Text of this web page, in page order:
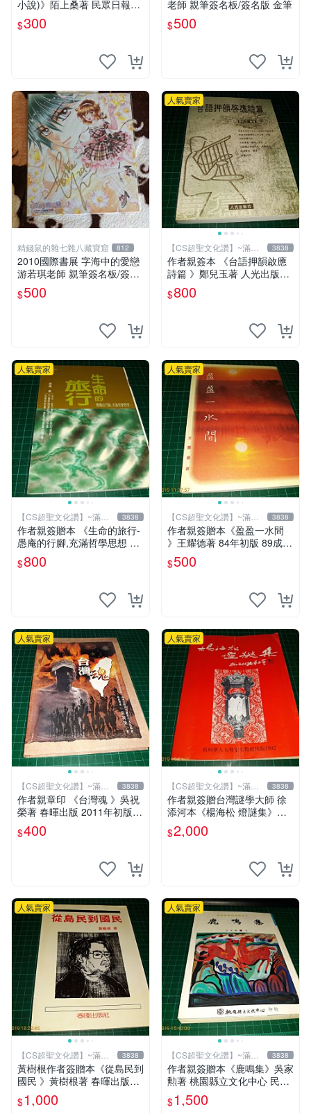
小說)》陌上桑著 民眾日報社
精裝本 8成新 【CS超聖文化
讚】
$300
老師 親筆簽名板/簽名版 金筆
$500
精錢鼠的雜七雜八藏寶窟 812
2010國際書展 字海中的愛戀
游若琪老師 親筆簽名板/簽名
版 金筆
$500
人氣賣家
【CS超聖文化讚】~滿千
元送運
3838
作者親簽本 《台語押韻啟應
詩篇 》鄭兒玉著 人光出版社
2002年初版 9成新 【CS超聖
文化讚】
$800
人氣賣家
【CS超聖文化讚】~滿千
元送運
3838
作者親簽贈本 《生命的旅行-
愚庵的行腳,充滿哲學思想 》
愚庵著 三源出版社 2001年初
版 9成新 【CS超聖文化讚】
$800
人氣賣家
【CS超聖文化讚】~滿千
元送運
3838
作者親簽贈本《盈盈一水間
》王耀德著 84年初版 89成新
【CS超聖文化讚】
$500
人氣賣家
【CS超聖文化讚】~滿千
元送運
3838
作者親章印 《台灣魂 》吳祝
榮著 春暉出版 2011年初版一
刷 9成新 【CS超聖文化讚】
$400
人氣賣家
【CS超聖文化讚】~滿千
元送運
3838
作者親簽贈台灣謎學大師 徐
添河本《楊海松 燈謎集》楊
海松編著 檳州華人大會堂文
教組出版 1992 【CS超聖文
$2,000
人氣賣家
【CS超聖文化讚】~滿千
元送運
3838
黃樹根作者簽贈本《從島民到
國民 》黃樹根著 春暉出版社
民國78年出版 扉頁有斑 【C
S 超聖文化讚】
$1,000
人氣賣家
【CS超聖文化讚】~滿千
元送運
3838
作者親簽贈本《鹿鳴集》吳家
勲著 桃園縣立文化中心 民國
85年初版 8成新 【CS超聖文
化讚】
$1,500